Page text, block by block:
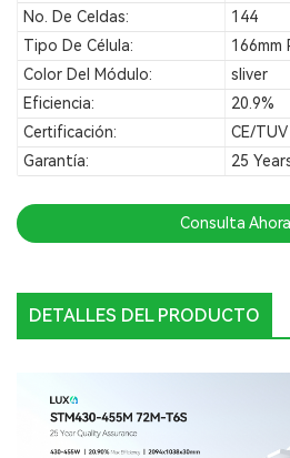
No. De Celdas:
144
Tipo De Célula:
166mm
Color Del Módulo:
sliver
Eficiencia:
20.9%
Certificación:
CE/TUV
Garantía:
25
Consulta Ahora
DETALLES DEL PRODUCTO